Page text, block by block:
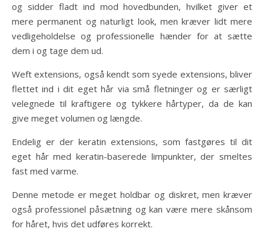
og sidder fladt ind mod hovedbunden, hvilket giver et
mere permanent og naturligt look, men kræver lidt mere
vedligeholdelse og professionelle hænder for at sætte
dem i og tage dem ud.
Weft extensions, også kendt som syede extensions, bliver
flettet ind i dit eget hår via små fletninger og er særligt
velegnede til kraftigere og tykkere hårtyper, da de kan
give meget volumen og længde.
Endelig er der keratin extensions, som fastgøres til dit
eget hår med keratin-baserede limpunkter, der smeltes
fast med varme.
Denne metode er meget holdbar og diskret, men kræver
også professionel påsætning og kan være mere skånsom
for håret, hvis det udføres korrekt.